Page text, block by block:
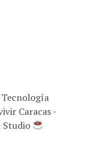
Tecnología
Caracas ·
Studio